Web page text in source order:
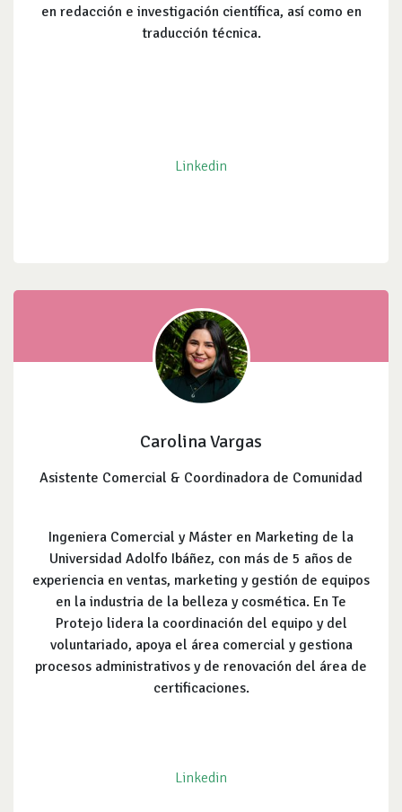
en redacción e investigación científica, así como en
traducción técnica.
Linkedin
Carolina Vargas
Asistente Comercial & Coordinadora de Comunidad
Ingeniera Comercial y Máster en Marketing de la
Universidad Adolfo Ibáñez, con más de 5 años de
experiencia en ventas, marketing y gestión de equipos
en la industria de la belleza y cosmética. En Te
Protejo lidera la coordinación del equipo y del
voluntariado, apoya el área comercial y gestiona
procesos administrativos y de renovación del área de
certificaciones.
Linkedin